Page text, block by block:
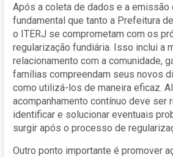
Após a coleta de dados e a emissão
fundamental que tanto a Prefeitura
o ITERJ se comprometam com os
regularização fundiária. Isso inclui a
relacionamento com a comunidade,
famílias compreendam seus novos
como utilizá-los de maneira eficaz.
acompanhamento contínuo deve ser
identificar e solucionar eventuais
surgir após o processo de
Outro ponto importante é promover